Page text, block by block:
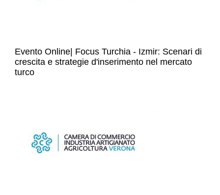
Evento Online| Focus Turchia - Izmir: Scenari di
crescita e strategie d'inserimento nel mercato
turco